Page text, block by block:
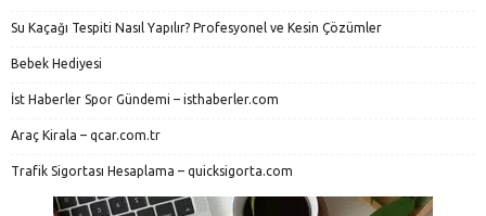
Su Kaçağı Tespiti Nasıl Yapılır? Profesyonel ve Kesin Çözümler
Bebek Hediyesi
İst Haberler Spor Gündemi – isthaberler.com
Araç Kirala – qcar.com.tr
Trafik Sigortası Hesaplama – quicksigorta.com